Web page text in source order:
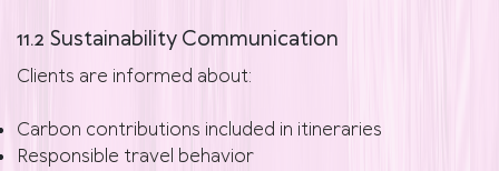
11.2 Sustainability Communication
Clients are informed about:
Carbon contributions included in itineraries
Responsible travel behavior